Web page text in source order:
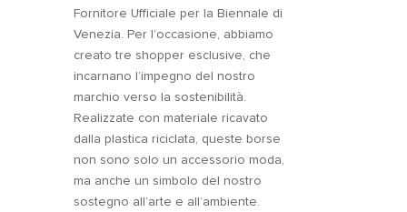
Fornitore Ufficiale per la Biennale di
Venezia. Per l’occasione, abbiamo
creato tre shopper esclusive, che
incarnano l’impegno del nostro
marchio verso la sostenibilità.
Realizzate con materiale ricavato
dalla plastica riciclata, queste borse
non sono solo un accessorio moda,
ma anche un simbolo del nostro
sostegno all’arte e all’ambiente.